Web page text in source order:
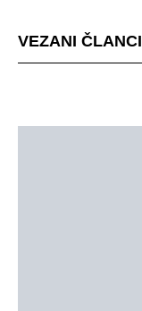
VEZANI ČLANCI